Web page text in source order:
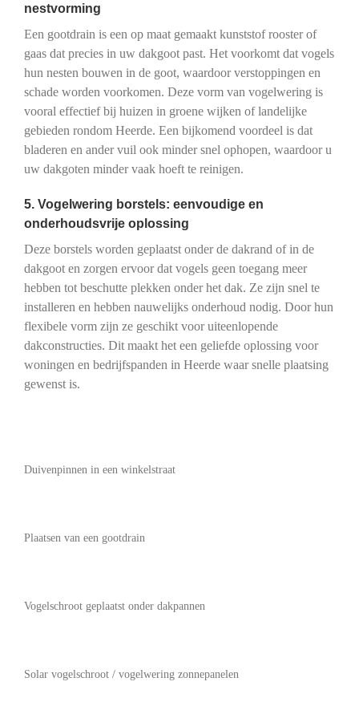
nestvorming
Een gootdrain is een op maat gemaakt kunststof rooster of
gaas dat precies in uw dakgoot past. Het voorkomt dat vogels
hun nesten bouwen in de goot, waardoor verstoppingen en
schade worden voorkomen. Deze vorm van vogelwering is
vooral effectief bij huizen in groene wijken of landelijke
gebieden rondom Heerde. Een bijkomend voordeel is dat
bladeren en ander vuil ook minder snel ophopen, waardoor u
uw dakgoten minder vaak hoeft te reinigen.
5. Vogelwering borstels: eenvoudige en
onderhoudsvrije oplossing
Deze borstels worden geplaatst onder de dakrand of in de
dakgoot en zorgen ervoor dat vogels geen toegang meer
hebben tot beschutte plekken onder het dak. Ze zijn snel te
installeren en hebben nauwelijks onderhoud nodig. Door hun
flexibele vorm zijn ze geschikt voor uiteenlopende
dakconstructies. Dit maakt het een geliefde oplossing voor
woningen en bedrijfspanden in Heerde waar snelle plaatsing
gewenst is.
Duivenpinnen in een winkelstraat
Plaatsen van een gootdrain
Vogelschroot geplaatst onder dakpannen
Solar vogelschroot / vogelwering zonnepanelen